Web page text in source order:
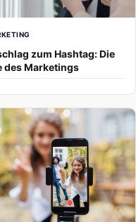
zum Hashtag: Die
des Marketings